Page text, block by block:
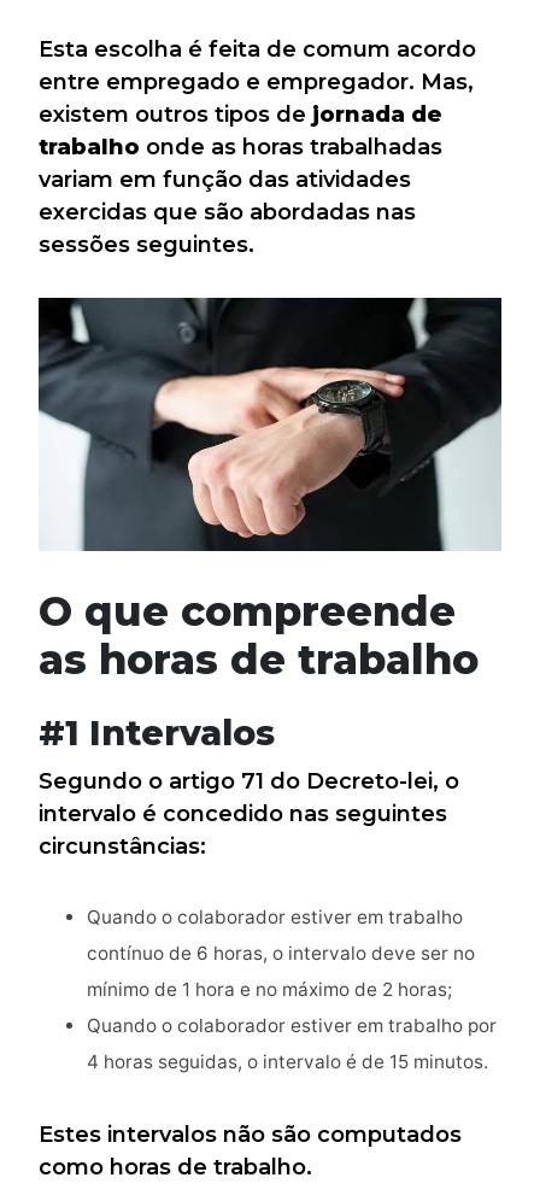
Esta escolha é feita de comum acordo
entre empregado e empregador. Mas,
existem outros tipos de jornada de
trabalho onde as horas trabalhadas
variam em função das atividades
exercidas que são abordadas nas
sessões seguintes.
O que compreende
as horas de trabalho
#1 Intervalos
Segundo o artigo 71 do Decreto-lei, o
intervalo é concedido nas seguintes
circunstâncias:
Quando o colaborador estiver em trabalho
contínuo de 6 horas, o intervalo deve ser no
mínimo de 1 hora e no máximo de 2 horas;
Quando o colaborador estiver em trabalho por
4 horas seguidas, o intervalo é de 15 minutos.
Estes intervalos não são computados
como horas de trabalho.